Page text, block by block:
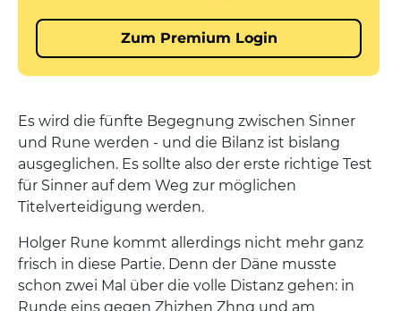
Es wird die fünfte Begegnung zwischen Sinner
und Rune werden - und die Bilanz ist bislang
ausgeglichen. Es sollte also der erste richtige Test
für Sinner auf dem Weg zur möglichen
Titelverteidigung werden.
Holger Rune kommt allerdings nicht mehr ganz
frisch in diese Partie. Denn der Däne musste
schon zwei Mal über die volle Distanz gehen: in
Runde eins gegen Zhizhen Zhng und am